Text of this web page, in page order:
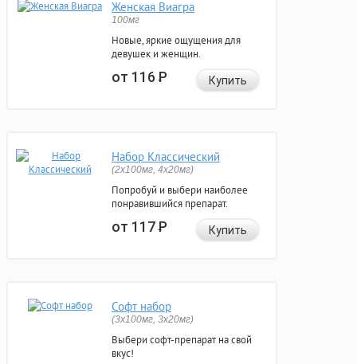
Женская Виагра
100мг
Новые, яркие ощущения для
девушек и женщин.
от 116Р Купить
Набор Классический
(2x100мг, 4x20мг)
Попробуй и выбери наиболее
понравившийся препарат.
от 117Р Купить
Софт набор
(3x100мг, 3x20мг)
Выбери софт-препарат на свой
вкус!